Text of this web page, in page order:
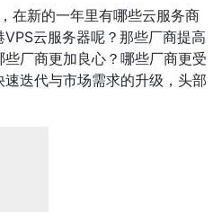
在新的一年里有哪些云服务商
云服务器呢？那些厂商提高
厂商更加良心？哪些厂商更受
迭代与市场需求的升级，头部